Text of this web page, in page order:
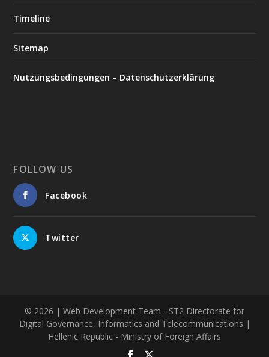
Timeline
Sitemap
Nutzungsbedingungen – Datenschutzerklärung
FOLLOW US
Facebook
Twitter
© 2026 | Web Development Team - ST2 Directorate for
Digital Governance, Informatics and Telecommunications |
Hellenic Republic - Ministry of Foreign Affairs